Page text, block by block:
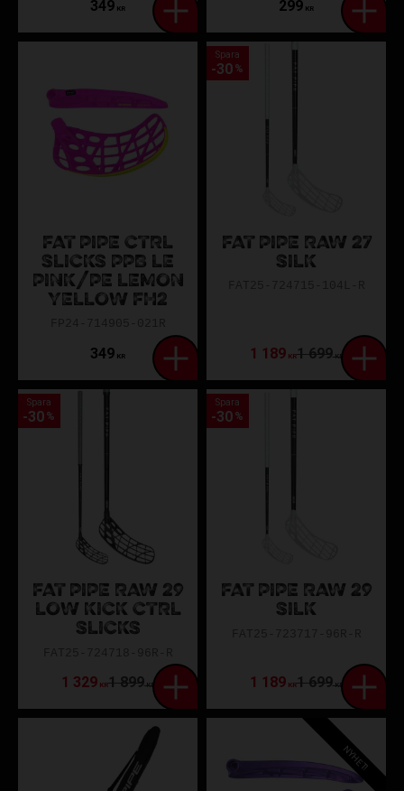
349 KR 299 KR
FAT PIPE CTRL
SLICKS PPB LE
PINK/PE LEMON
YELLOW FH2
349 KR
FAT PIPE RAW 27
SILK
1 189KR1 699KR
Spara
30 %
FAT PIPE RAW 29
LOW KICK CTRL
SLICKS
1 329KR1 899KR
Spara
30 %
FAT PIPE RAW 29
SILK
1 189KR1 699KR
Spara
30 %
NYHET!